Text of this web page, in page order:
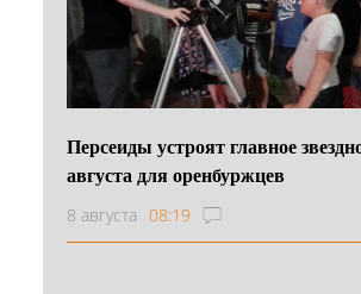
Персеиды устроят главное
августа для оренбуржцев
8 августа 08:19